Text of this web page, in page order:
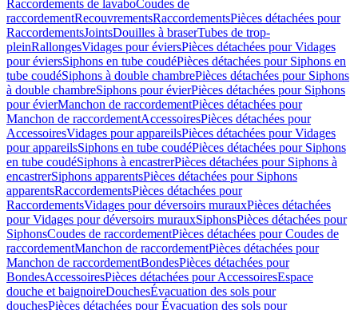
Raccordements de lavaboCoudes de
raccordementRecouvrementsRaccordementsPièces détachées pour
RaccordementsJointsDouilles à braserTubes de trop-
pleinRallongesVidages pour éviersPièces détachées pour Vidages
pour éviersSiphons en tube coudéPièces détachées pour Siphons en
tube coudéSiphons à double chambrePièces détachées pour Siphons
à double chambreSiphons pour évierPièces détachées pour Siphons
pour évierManchon de raccordementPièces détachées pour
Manchon de raccordementAccessoiresPièces détachées pour
AccessoiresVidages pour appareilsPièces détachées pour Vidages
pour appareilsSiphons en tube coudéPièces détachées pour Siphons
en tube coudéSiphons à encastrerPièces détachées pour Siphons à
encastrerSiphons apparentsPièces détachées pour Siphons
apparentsRaccordementsPièces détachées pour
RaccordementsVidages pour déversoirs murauxPièces détachées
pour Vidages pour déversoirs murauxSiphonsPièces détachées pour
SiphonsCoudes de raccordementPièces détachées pour Coudes de
raccordementManchon de raccordementPièces détachées pour
Manchon de raccordementBondesPièces détachées pour
BondesAccessoiresPièces détachées pour AccessoiresEspace
douche et baignoireDouchesÉvacuation des sols pour
douchesPièces détachées pour Évacuation des sols pour